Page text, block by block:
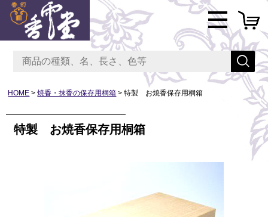
HOME 焼香・抹香の保存用桐箱 特製 お焼香保存用桐箱
特製 お焼香保存用桐箱